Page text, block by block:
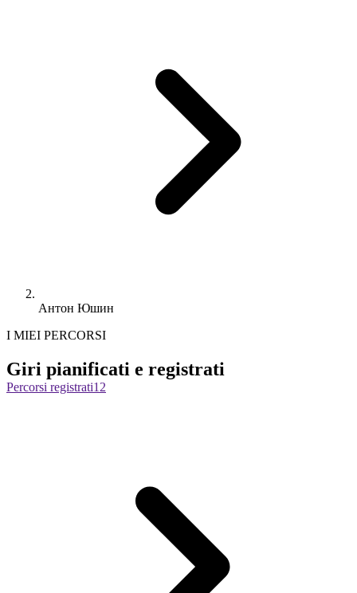
Антон Юшин
I MIEI PERCORSI
Giri pianificati e registrati
Percorsi registrati12